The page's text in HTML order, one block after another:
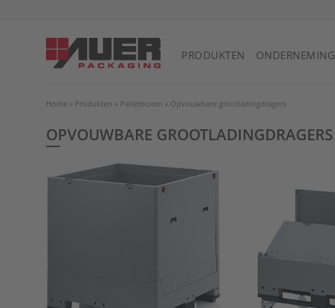
PRODUKTEN ONDERNEMING
Home » Produkten » Palletboxen » Opvouwbare grootladingdragers
OPVOUWBARE GROOTLADINGDRAGERS